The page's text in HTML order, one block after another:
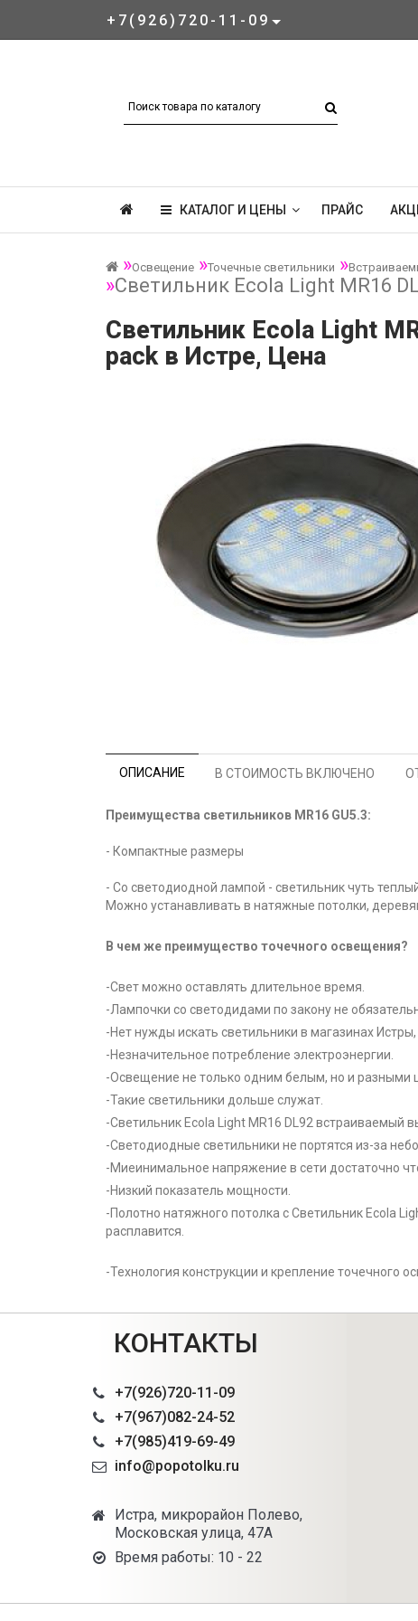
+7(926)720-11-09
КАТАЛОГ И ЦЕНЫ ПРАЙС
Освещение Точечные светильники
Светильник Ecola Light MR16
Светильник Ecola Light
pack в Истре, Цена
ОПИСАНИЕ В СТОИМОСТЬ ВКЛЮЧЕНО
Преимущества светильников MR16 GU5.3:
- Компактные размеры
- Со светодиодной лампой - светильник чуть
Можно устанавливать в натяжные потолки,
В чем же преимущество точечного освещения?
-Свет можно оставлять длительное время.
-Лампочки со светодидами по закону не
-Нет нужды искать светильники в магазинах
-Незначительное потребление электроэнергии.
-Освещение не только одним белым, но и разными
-Такие светильники дольше служат.
-Светильник Ecola Light MR16 DL92 встраиваемый
-Светодиодные светильники не портятся из-за
-Миеинимальное напряжение в сети достаточно
-Низкий показатель мощности.
-Полотно натяжного потолка с Светильник Ecola
расплавится.
-Технология конструкции и крепление точечного
КОНТАКТЫ
+7(926)720-11-09
+7(967)082-24-52
+7(985)419-69-49
info@popotolku.ru
Истра, микрорайон Полево,
Московская улица, 47А
Время работы: 10 - 22